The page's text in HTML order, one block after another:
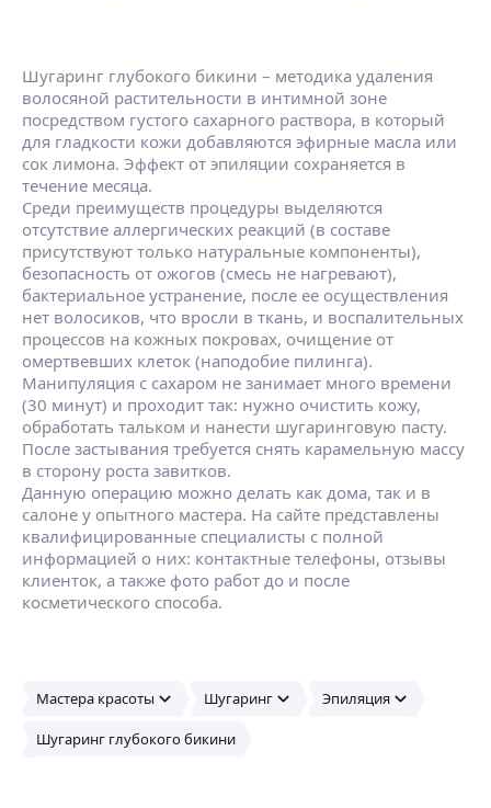
Шугаринг глубокого бикини – методика удаления
волосяной растительности в интимной зоне
посредством густого сахарного раствора, в который
для гладкости кожи добавляются эфирные масла или
сок лимона. Эффект от эпиляции сохраняется в
течение месяца.
Среди преимуществ процедуры выделяются
отсутствие аллергических реакций (в составе
присутствуют только натуральные компоненты),
безопасность от ожогов (смесь не нагревают),
бактериальное устранение, после ее осуществления
нет волосиков, что вросли в ткань, и воспалительных
процессов на кожных покровах, очищение от
омертвевших клеток (наподобие пилинга).
Манипуляция с сахаром не занимает много времени
(30 минут) и проходит так: нужно очистить кожу,
обработать тальком и нанести шугаринговую пасту.
После застывания требуется снять карамельную массу
в сторону роста завитков.
Данную операцию можно делать как дома, так и в
салоне у опытного мастера. На сайте представлены
квалифицированные специалисты с полной
информацией о них: контактные телефоны, отзывы
клиенток, а также фото работ до и после
косметического способа.
Мастера красоты Шугаринг Эпиляция
Шугаринг глубокого бикини